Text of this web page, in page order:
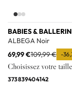
BABIES &
ALBEGA Noir
69,99 €109,99 € -
Choisissez votre taille
373839404142